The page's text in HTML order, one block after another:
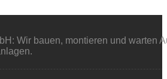
Wir bauen, montieren und warten